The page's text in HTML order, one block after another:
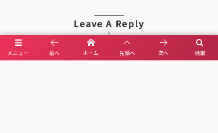
Leave A Reply
Comment
メニュー 検索
前へ ホーム 先頭へ 次へ